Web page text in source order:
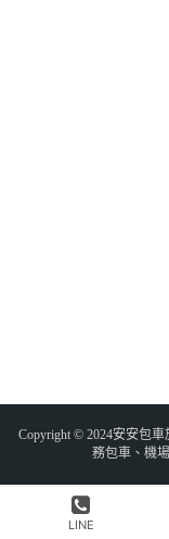
Copyright © 2024安安包
務包車、機
LINE